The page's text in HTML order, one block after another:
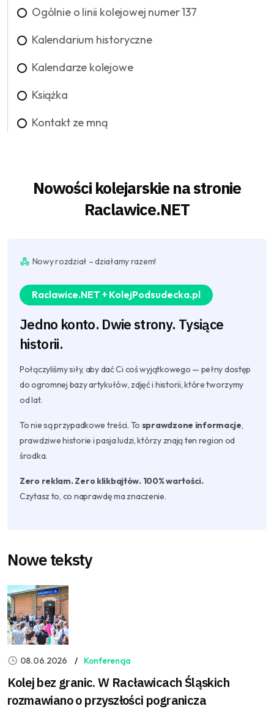
Ogólnie o linii kolejowej numer 137
Kalendarium historyczne
Kalendarze kolejowe
Książka
Kontakt ze mną
Nowości kolejarskie na stronie
Raclawice.NET
Nowy rozdział – działamy razem!
Raclawice.NET + KolejPodsudecka.pl
Jedno konto. Dwie strony. Tysiące
historii.
Połączyliśmy siły, aby dać Ci coś wyjątkowego — pełny dostęp
do ogromnej bazy artykułów, zdjęć i historii, które tworzymy
od lat.
To nie są przypadkowe treści. To sprawdzone informacje,
prawdziwe historie i pasja ludzi, którzy znają ten region od
środka.
Zero reklam. Zero klikbajtów. 100% wartości.
Czytasz to, co naprawdę ma znaczenie.
Nowe teksty
08.06.2026 Konferencja
Kolej bez granic. W Racławicach Śląskich
rozmawiano o przyszłości pogranicza